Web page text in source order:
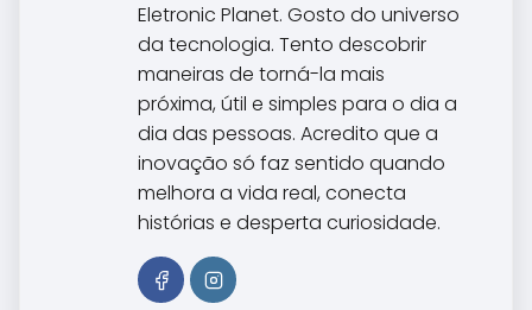
Eletronic Planet. Gosto do universo
da tecnologia. Tento descobrir
maneiras de torná-la mais
próxima, útil e simples para o dia a
dia das pessoas. Acredito que a
inovação só faz sentido quando
melhora a vida real, conecta
histórias e desperta curiosidade.